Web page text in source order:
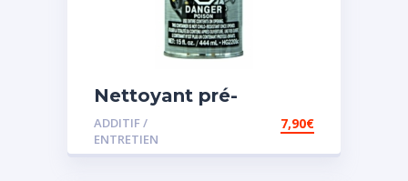
Nettoyant pré-
vidange
ADDITIF /
ENTRETIEN
7,90€